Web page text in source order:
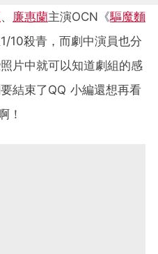
、 廉惠蘭主演OCN《驅魔麵
10殺青，而劇中演員也分
片中就可以知道劇組的感
結束了QQ 小編還想再看
！